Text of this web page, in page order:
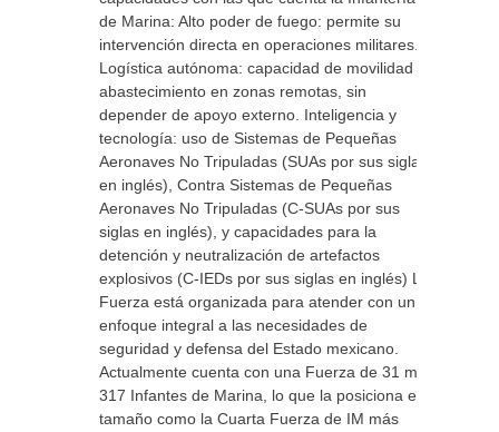
de Marina: Alto poder de fuego: permite su
intervención directa en operaciones militares.
Logística autónoma: capacidad de movilidad y
abastecimiento en zonas remotas, sin
depender de apoyo externo. Inteligencia y
tecnología: uso de Sistemas de Pequeñas
Aeronaves No Tripuladas (SUAs por sus siglas
en inglés), Contra Sistemas de Pequeñas
Aeronaves No Tripuladas (C-SUAs por sus
siglas en inglés), y capacidades para la
detención y neutralización de artefactos
explosivos (C-IEDs por sus siglas en inglés) La
Fuerza está organizada para atender con un
enfoque integral a las necesidades de
seguridad y defensa del Estado mexicano.
Actualmente cuenta con una Fuerza de 31 mil
317 Infantes de Marina, lo que la posiciona en
tamaño como la Cuarta Fuerza de IM más